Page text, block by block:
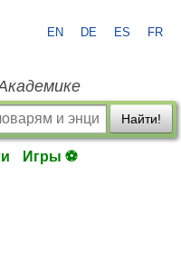
EN DE ES FR
Найти!
Игры ⚽